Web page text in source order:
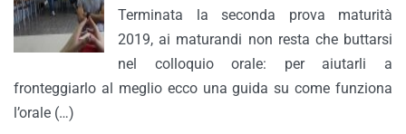
Terminata la seconda prova maturità
2019, ai maturandi non resta che buttarsi
nel colloquio orale: per aiutarli a
fronteggiarlo al meglio ecco una guida su come funziona
l’orale (…)